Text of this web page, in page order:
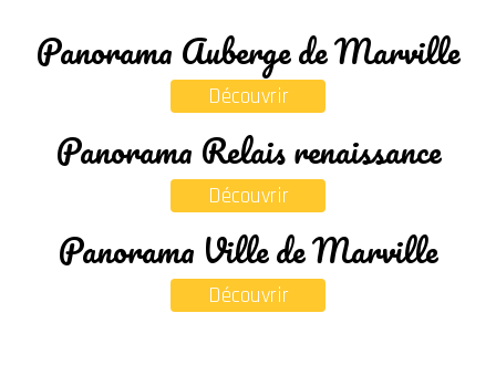
Panorama Auberge de Marville
Découvrir
Panorama Relais renaissance
Découvrir
Panorama Ville de Marville
Découvrir